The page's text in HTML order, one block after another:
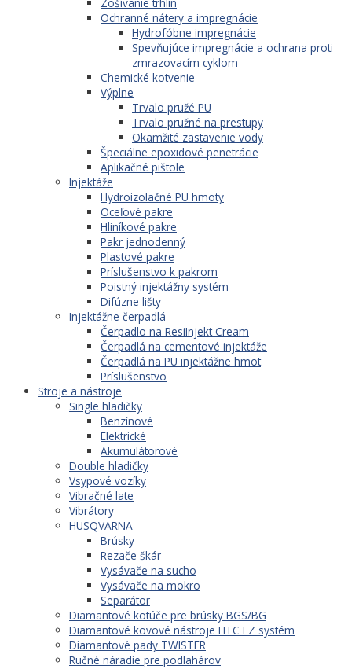
Ochranné nátery a impregnácie
Hydrofóbne impregnácie
Spevňujúce impregnácie a ochrana proti
zmrazovacím cyklom
Chemické kotvenie
Výplne
Trvalo pružé PU
Trvalo pružné na prestupy
Okamžité zastavenie vody
Špeciálne epoxidové penetrácie
Aplikačné pištole
Injektáže
Hydroizolačné PU hmoty
Oceľové pakre
Hliníkové pakre
Pakr jednodenný
Plastové pakre
Príslušenstvo k pakrom
Poistný injektážny systém
Difúzne lišty
Injektážne čerpadlá
Čerpadlo na ResiInjekt Cream
Čerpadlá na cementové injektáže
Čerpadlá na PU injektážne hmot
Príslušenstvo
Stroje a nástroje
Single hladičky
Benzínové
Elektrické
Akumulátorové
Double hladičky
Vsypové vozíky
Vibračné late
Vibrátory
HUSQVARNA
Brúsky
Rezače škár
Vysávače na sucho
Vysávače na mokro
Separátor
Diamantové kotúče pre brúsky BGS/BG
Diamantové kovové nástroje HTC EZ systém
Diamantové pady TWISTER
Ručné náradie pre podlahárov